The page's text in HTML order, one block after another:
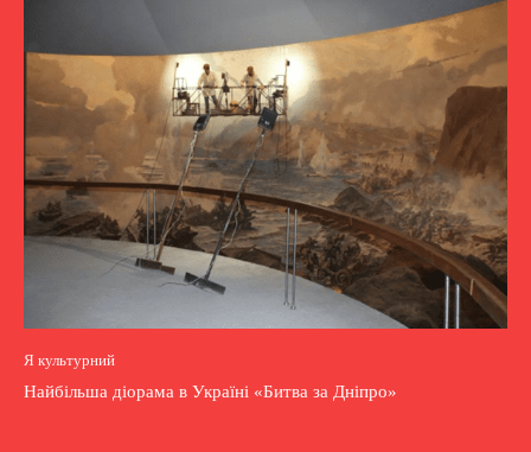
Я культурний
Найбільша діорама в Україні «Битва за Дніпро»